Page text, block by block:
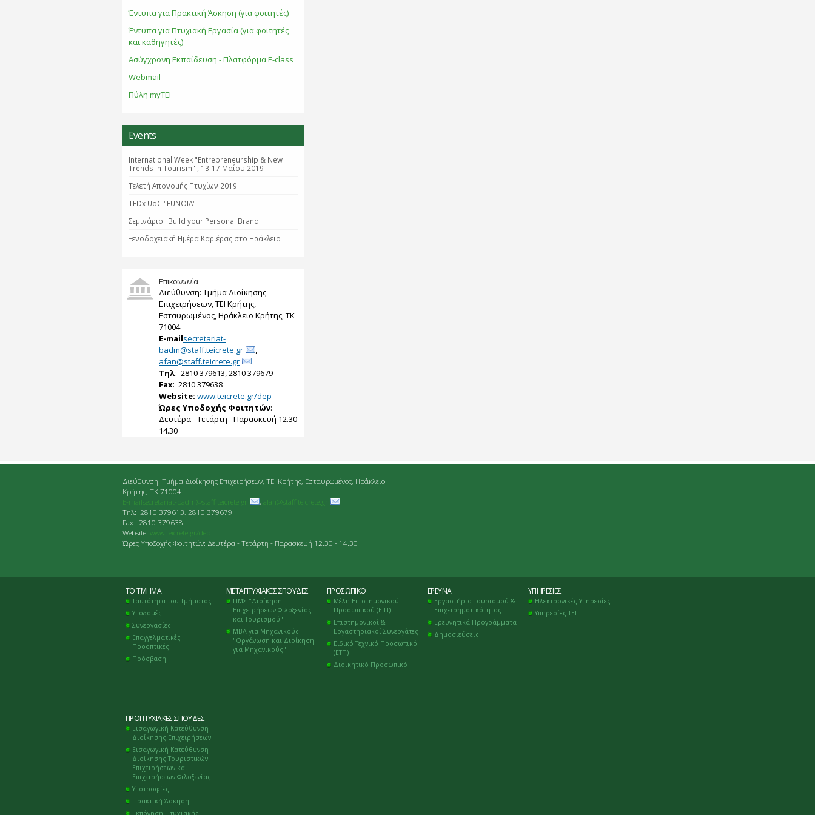
Έντυπα για Πρακτική Άσκηση (για φοιτητές)
Έντυπα για Πτυχιακή Εργασία (για φοιτητές
και καθηγητές)
Ασύγχρονη Εκπαίδευση - Πλατφόρμα E-class
Webmail
Πύλη myTEI
Events
International Week "Entrepreneurship & New
Trends in Tourism" , 13-17 Μαΐου 2019
Τελετή Απονομής Πτυχίων 2019
TEDx UoC "EUNOIA"
Σεμινάριο "Βuild your Personal Brand"
Ξενοδοχειακή Ημέρα Καριέρας στο Ηράκλειο
Επικοινωνία
Διεύθυνση: Τμήμα Διοίκησης
Επιχειρήσεων, ΤΕΙ Κρήτης,
Εσταυρωμένος, Ηράκλειο Κρήτης, ΤΚ
71004
E-mailsecretariat-
badm@staff.teicrete.gr
,
afan@staff.teicrete.gr
Tηλ: 2810 379613, 2810 379679
Fax: 2810 379638
Website: www.teicrete.gr/dep
Ώρες Υποδοχής Φοιτητών:
Δευτέρα - Τετάρτη - Παρασκευή 12.30 -
14.30
Διεύθυνση: Τμήμα Διοίκησης Επιχειρήσεων, ΤΕΙ Κρήτης, Εσταυρωμένος, Ηράκλειο
Κρήτης, ΤΚ 71004
E-mailsecretariat-badm@staff.teicrete.gr
, afan@staff.teicrete.gr
Tηλ: 2810 379613, 2810 379679
Fax: 2810 379638
Website: www.teicrete.gr/dep
Ώρες Υποδοχής Φοιτητών: Δευτέρα - Τετάρτη - Παρασκευή 12.30 - 14.30
ΤΟ ΤΜΉΜΑ
Ταυτότητα του Τμήματος
Υποδομές
Συνεργασίες
Επαγγελματικές
Προοπτικές
Πρόσβαση
ΜΕΤΑΠΤΥΧΙΑΚΈΣ ΣΠΟΥΔΈΣ
ΠΜΣ "Διοίκηση
Επιχειρήσεων Φιλοξενίας
και Τουρισμού"
ΜΒΑ για Μηχανικούς-
"Οργάνωση και Διοίκηση
για Μηχανικούς"
ΠΡΟΣΩΠΙΚΌ
Μέλη Επιστημονικού
Προσωπικού (Ε.Π)
Επιστημονικοί &
Εργαστηριακοί Συνεργάτες
Ειδικό Τεχνικό Προσωπικό
(ΕΤΠ)
Διοικητικό Προσωπικό
ΈΡΕΥΝΑ
Εργαστήριο Τουρισμού &
Επιχειρηματικότητας
Ερευνητικά Προγράμματα
Δημοσιεύσεις
ΥΠΗΡΕΣΊΕΣ
Ηλεκτρονικές Υπηρεσίες
Υπηρεσίες ΤΕΙ
ΠΡΟΠΤΥΧΙΑΚΈΣ ΣΠΟΥΔΈΣ
Εισαγωγική Κατεύθυνση
Διοίκησης Επιχειρήσεων
Εισαγωγική Κατεύθυνση
Διοίκησης Τουριστικών
Επιχειρήσεων και
Επιχειρήσεων Φιλοξενίας
Υποτροφίες
Πρακτική Άσκηση
Εκπόνηση Πτυχιακής